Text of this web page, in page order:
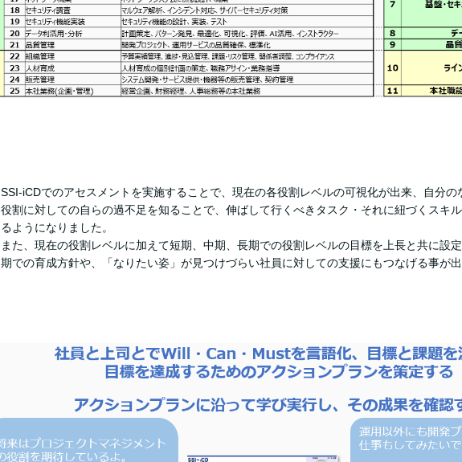
SSI-iCDでのアセスメントを実施することで、現在の各役割レベルの可視化が出来、自分の
役割に対しての自らの過不足を知ることで、伸ばして行くべきタスク・それに紐づくスキ
るようになりました。
また、現在の役割レベルに加えて短期、中期、長期での役割レベルの目標を上長と共に設
期での育成方針や、「なりたい姿」が見つけづらい社員に対しての支援にもつなげる事が出